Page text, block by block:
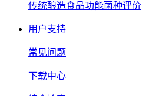
传统酿造食品功能菌种评价
用户支持
常见问题
下载中心